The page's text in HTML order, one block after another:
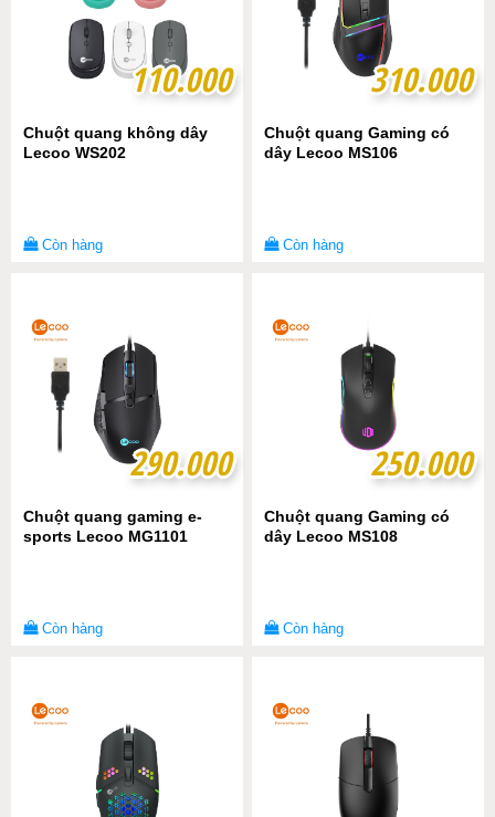
110.000
110.000
Chuột quang không dây
Lecoo WS202
Còn hàng
310.000
310.000
Chuột quang Gaming có
dây Lecoo MS106
Còn hàng
290.000
290.000
Chuột quang gaming e-
sports Lecoo MG1101
Còn hàng
250.000
250.000
Chuột quang Gaming có
dây Lecoo MS108
Còn hàng